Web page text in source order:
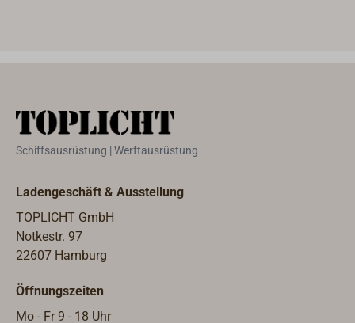
Schiffsausrüstung | Werftausrüstung
Ladengeschäft & Ausstellung
TOPLICHT GmbH
Notkestr. 97
22607 Hamburg
Öffnungszeiten
Mo - Fr 9 - 18 Uhr